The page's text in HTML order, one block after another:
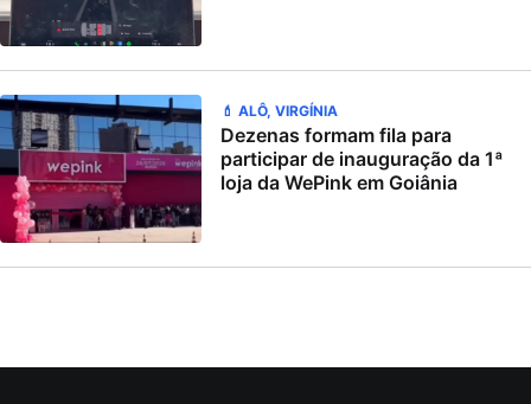
💄 ALÔ, VIRGÍNIA
Dezenas formam fila para
participar de inauguração da 1ª
loja da WePink em Goiânia